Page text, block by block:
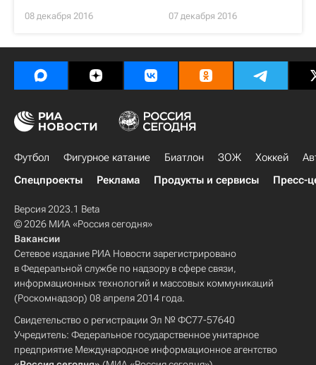
08 декабря 2016 07 декабря 2016
Футбол Фигурное катание Биатлон ЗОЖ Хоккей
Спецпроекты
Реклама Продукты и сервисы Пресс-
Версия 2023.1 Beta
© 2026 МИА «Россия сегодня»
Вакансии
Сетевое издание РИА Новости зарегистрировано
в Федеральной службе по надзору в сфере связи,
информационных технологий и массовых коммуникаций
(Роскомнадзор) 08 апреля 2014 года.
Свидетельство о регистрации Эл № ФС77-57640
Учредитель: Федеральное государственное унитарное
предприятие Международное информационное агентство